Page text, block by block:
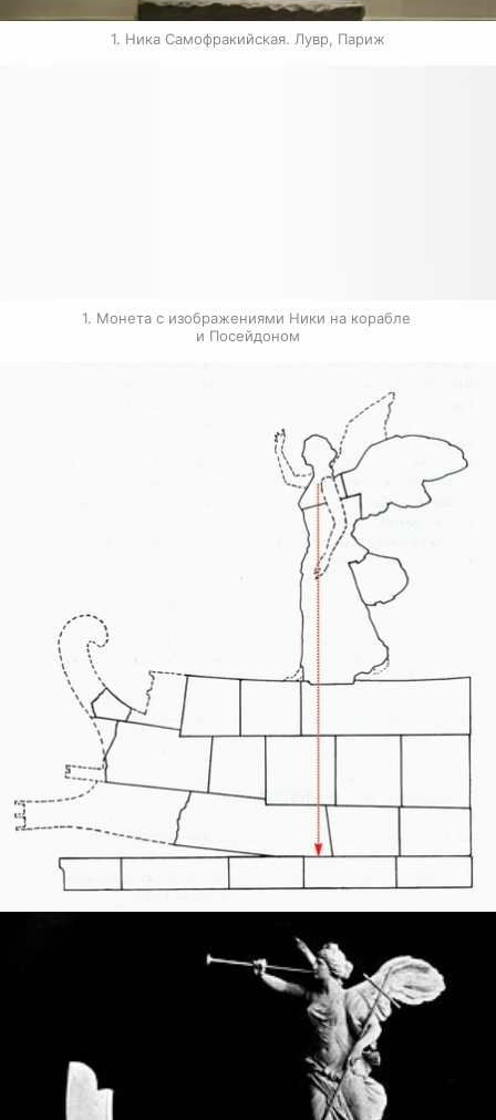
1. Ника Самофракийская. Лувр, Париж
1. Монета с изображениями Ники на корабле
и Посейдоном